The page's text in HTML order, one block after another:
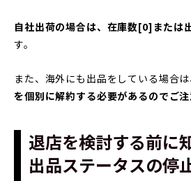
自社出荷の場合は、在庫数[0]または
す。
また、海外にも出品をしている場合は
を個別に解約する必要があるのでご注
退店を検討する前に
出品ステータスの停